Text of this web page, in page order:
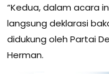
“Kedua, dalam acara
langsung deklarasi
didukung oleh Partai
Herman.